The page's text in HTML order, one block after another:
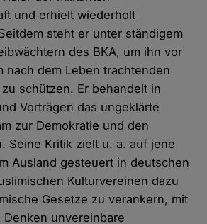
und erhielt wiederholt
steht er unter ständigem
des BKA, um ihn vor
nach dem Leben trachtenden
schützen. Er behandelt in
Vorträgen das ungeklärte
zur Demokratie und den
Seine Kritik zielt u. a. auf jene
Ausland gesteuert in deutschen
Kulturvereinen dazu
Gesetze zu verankern, mit
unvereinbare